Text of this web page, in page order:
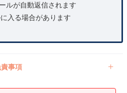
ルが自動返信されます
入る場合があります
事項